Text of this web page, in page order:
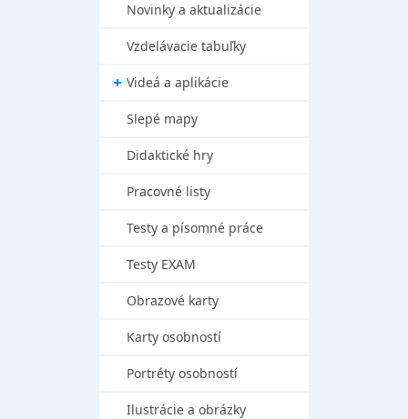
Novinky a aktualizácie
Vzdelávacie tabuľky
Videá a aplikácie
Slepé mapy
Didaktické hry
Pracovné listy
Testy a písomné práce
Testy EXAM
Obrazové karty
Karty osobností
Portréty osobností
Ilustrácie a obrázky